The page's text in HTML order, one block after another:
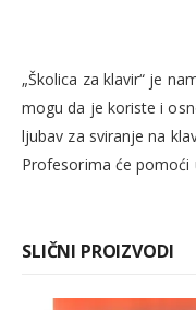
„Školica za klavir“ je
mogu da je koriste i
ljubav za sviranje na
Profesorima će pomoći
SLIČNI PROIZVODI